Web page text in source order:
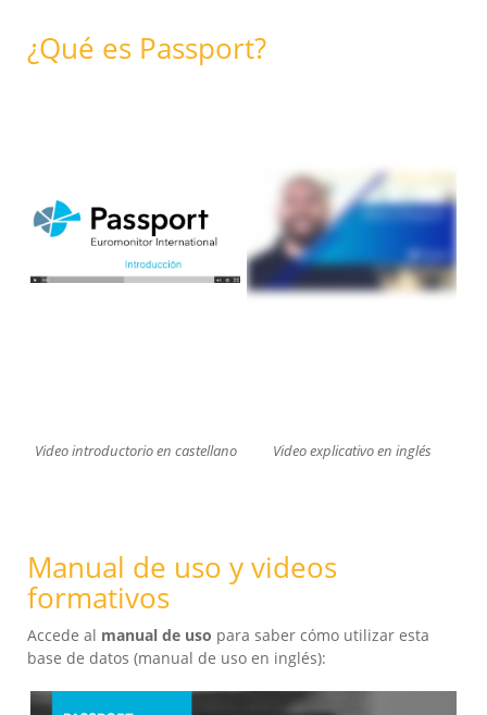
¿Qué es Passport?
Video introductorio en castellano Video explicativo en inglés
Manual de uso y videos
formativos
Accede al manual de uso para saber cómo utilizar esta
base de datos (manual de uso en inglés):